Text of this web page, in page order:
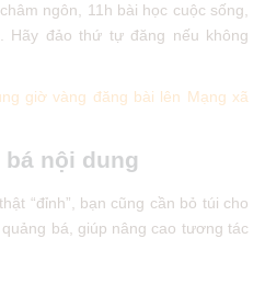
ngôn, 11h bài học cuộc sống,
Hãy đảo thứ tự đăng nếu không
giờ vàng đăng bài lên Mạng xã
nội dung
“đỉnh”, bạn cũng cần bỏ túi cho
bá, giúp nâng cao tương tác